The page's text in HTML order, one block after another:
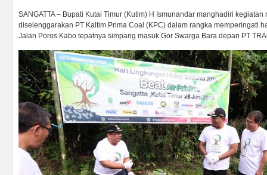
SANGATTA – Bupati Kutai Timur (Kutim) H Ismunandar manghadiri
diselenggarakan PT Kaltim Prima Coal (KPC) dalam rangka memperingati
Jalan Poros Kabo tepatnya simpang masuk Gor Swarga Bara depan PT